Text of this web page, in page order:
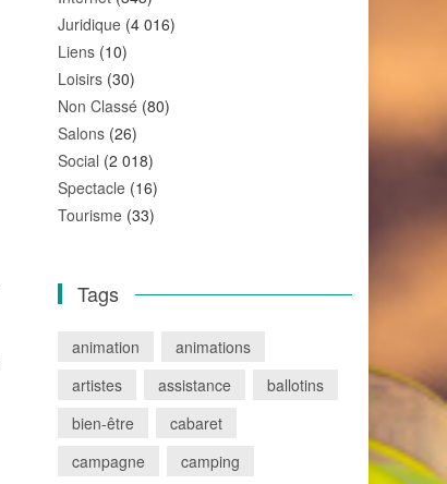
Juridique (4 016)
Liens (10)
Loisirs (30)
Non Classé (80)
Salons (26)
Social (2 018)
Spectacle (16)
Tourisme (33)
Tags
animation
animations
artistes
assistance
ballotins
bien-être
cabaret
campagne
camping